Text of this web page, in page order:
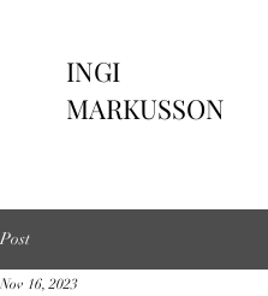
INGI
MARKUSSON
Post
Nov 16, 2023